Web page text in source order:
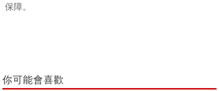
保障。
你可能會喜歡